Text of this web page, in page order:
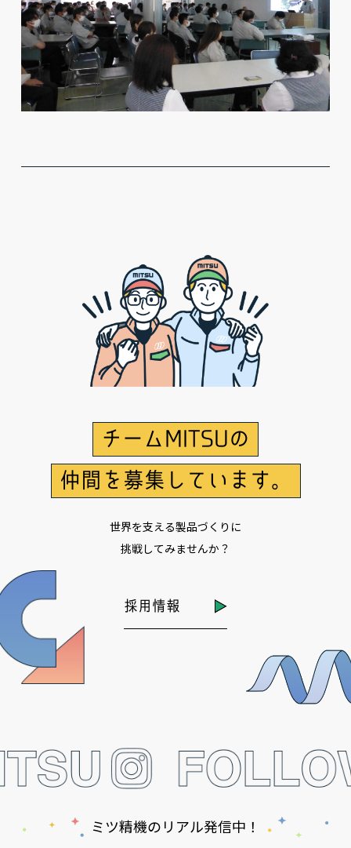
チームMITSUの
仲間を募集しています。
世界を支える製品づくりに
挑戦してみませんか？
採用情報
ミツ精機のリアル発信中！